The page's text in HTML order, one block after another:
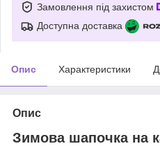
Замовлення під захистом
Доступна доставка
Опис Характеристики
Опис
Зимова шапочка на